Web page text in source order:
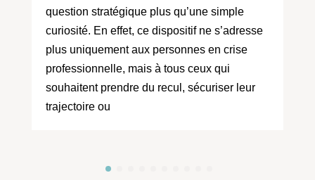
question stratégique plus qu’une simple
curiosité. En effet, ce dispositif ne s’adresse
plus uniquement aux personnes en crise
professionnelle, mais à tous ceux qui
souhaitent prendre du recul, sécuriser leur
trajectoire ou